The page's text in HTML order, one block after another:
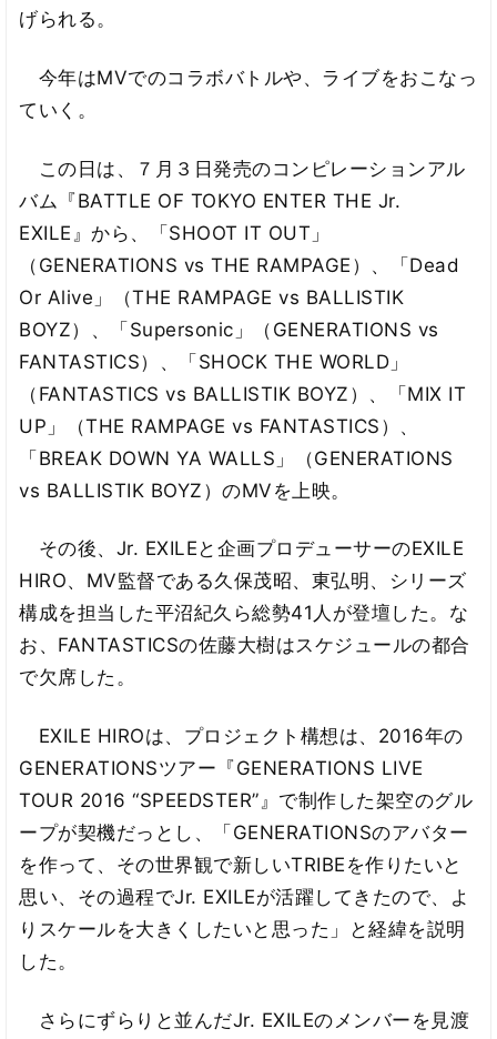
げられる。
今年はMVでのコラボバトルや、ライブをおこなっ
ていく。
この日は、７月３日発売のコンピレーションアル
バム『BATTLE OF TOKYO ENTER THE Jr.
EXILE』から、「SHOOT IT OUT」
（GENERATIONS vs THE RAMPAGE）、「Dead
Or Alive」（THE RAMPAGE vs BALLISTIK
BOYZ）、「Supersonic」（GENERATIONS vs
FANTASTICS）、「SHOCK THE WORLD」
（FANTASTICS vs BALLISTIK BOYZ）、「MIX IT
UP」（THE RAMPAGE vs FANTASTICS）、
「BREAK DOWN YA WALLS」（GENERATIONS
vs BALLISTIK BOYZ）のMVを上映。
その後、Jr. EXILEと企画プロデューサーのEXILE
HIRO、MV監督である久保茂昭、東弘明、シリーズ
構成を担当した平沼紀久ら総勢41人が登壇した。な
お、FANTASTICSの佐藤大樹はスケジュールの都合
で欠席した。
EXILE HIROは、プロジェクト構想は、2016年の
GENERATIONSツアー『GENERATIONS LIVE
TOUR 2016 “SPEEDSTER”』で制作した架空のグル
ープが契機だっとし、「GENERATIONSのアバター
を作って、その世界観で新しいTRIBEを作りたいと
思い、その過程でJr. EXILEが活躍してきたので、よ
りスケールを大きくしたいと思った」と経緯を説明
した。
さらにずらりと並んだJr. EXILEのメンバーを見渡